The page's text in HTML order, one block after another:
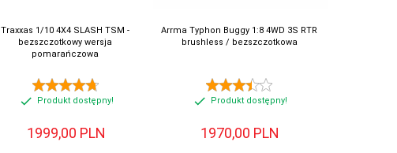
Traxxas 1/10 4X4 SLASH TSM -
bezszczotkowy wersja
pomarańczowa
Produkt dostępny!
1999,00 PLN
Arrma Typhon Buggy 1:8 4WD 3S RTR
brushless / bezszczotkowa
Produkt dostępny!
1970,00 PLN